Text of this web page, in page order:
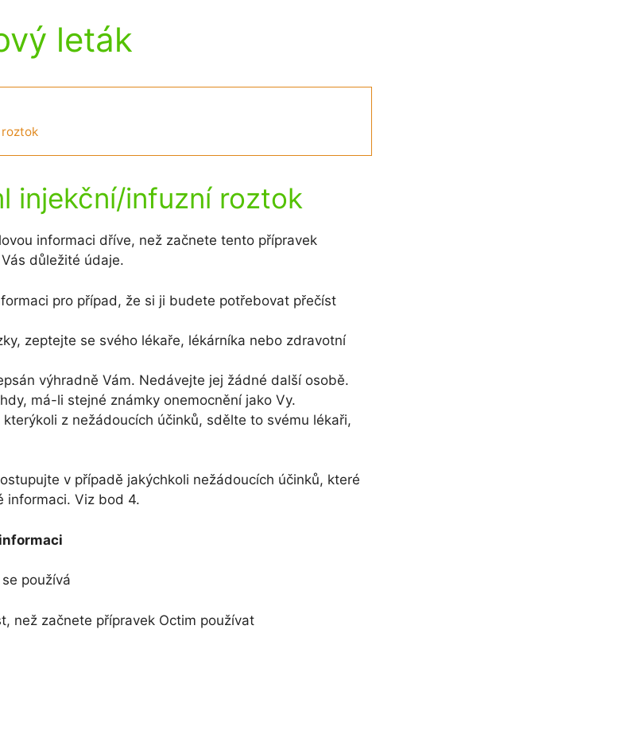
leták
injekční/infuzní roztok
informaci dříve, než začnete tento přípravek
důležité údaje.
pro případ, že si ji budete potřebovat přečíst
zeptejte se svého lékaře, lékárníka nebo zdravotní
výhradně Vám. Nedávejte jej žádné další osobě.
má-li stejné známky onemocnění jako Vy.
z nežádoucích účinků, sdělte to svému lékaři,
v případě jakýchkoli nežádoucích účinků, které
informaci. Viz bod 4.
používá
než začnete přípravek Octim používat